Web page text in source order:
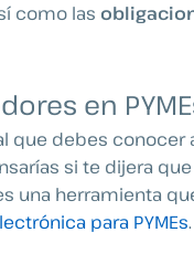
como las
en
que debes conocer
si te dijera
una herramienta
para PYMEs.